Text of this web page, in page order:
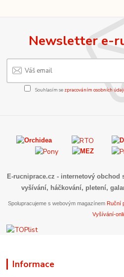
Newsletter e-
Souhlasím se zpracováním osobních
E-rucniprace.cz - internetový obchod
vyšívání, háčkování, pletení,
Spolupracujeme s webovým magazínem Ruční
Vyšívání-
Informace